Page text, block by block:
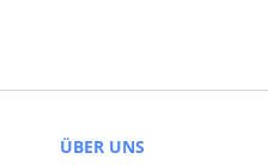
ÜBER UNS